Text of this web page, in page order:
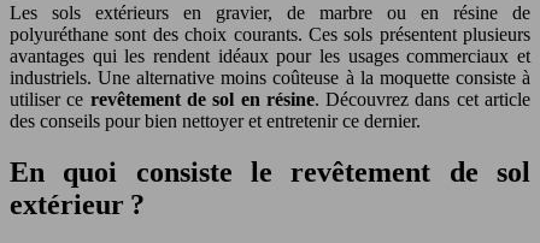
Les sols extérieurs en gravier, de marbre ou en résine de
polyuréthane sont des choix courants. Ces sols présentent plusieurs
avantages qui les rendent idéaux pour les usages commerciaux et
industriels. Une alternative moins coûteuse à la moquette consiste à
utiliser ce revêtement de sol en résine. Découvrez dans cet article
des conseils pour bien nettoyer et entretenir ce dernier.
En quoi consiste le revêtement de sol
extérieur ?